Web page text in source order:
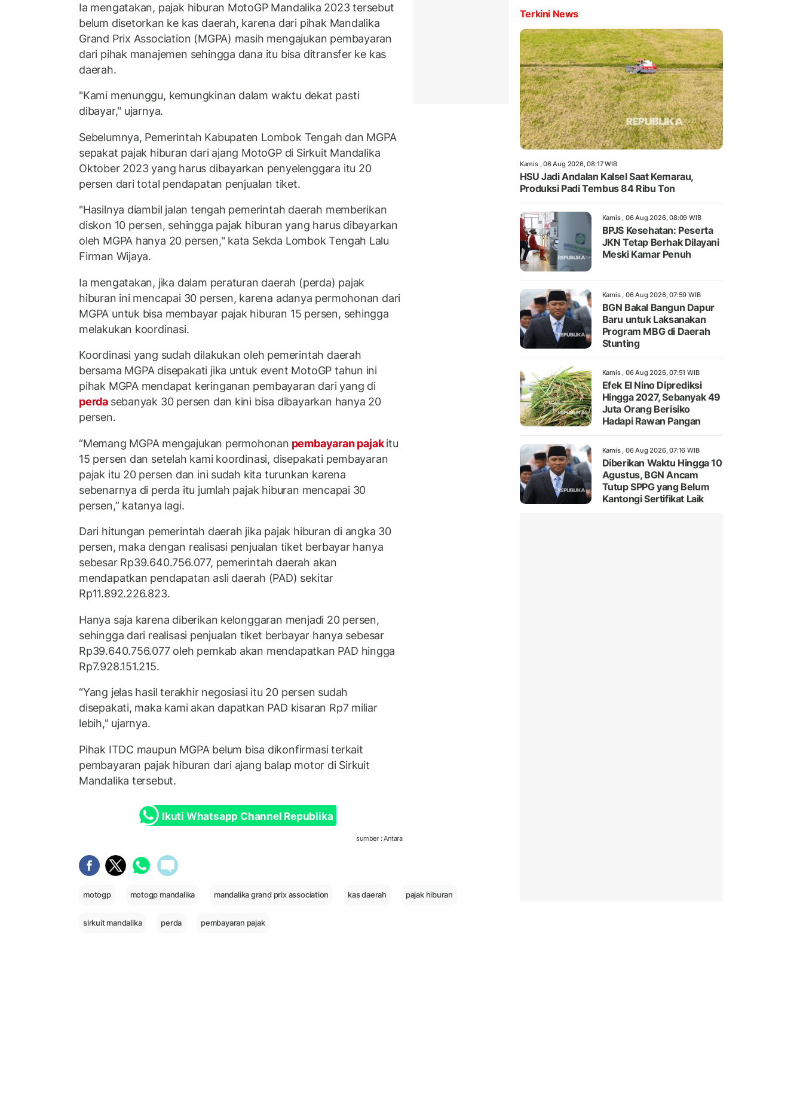
Ia mengatakan, pajak hiburan MotoGP Mandalika 2023 tersebut
belum disetorkan ke kas daerah, karena dari pihak Mandalika
Grand Prix Association (MGPA) masih mengajukan pembayaran
dari pihak manajemen sehingga dana itu bisa ditransfer ke kas
daerah.
"Kami menunggu, kemungkinan dalam waktu dekat pasti
dibayar," ujarnya.
Sebelumnya, Pemerintah Kabupaten Lombok Tengah dan MGPA
sepakat pajak hiburan dari ajang MotoGP di Sirkuit Mandalika
Oktober 2023 yang harus dibayarkan penyelenggara itu 20
persen dari total pendapatan penjualan tiket.
"Hasilnya diambil jalan tengah pemerintah daerah memberikan
diskon 10 persen, sehingga pajak hiburan yang harus dibayarkan
oleh MGPA hanya 20 persen," kata Sekda Lombok Tengah Lalu
Firman Wijaya.
Ia mengatakan, jika dalam peraturan daerah (perda) pajak
hiburan ini mencapai 30 persen, karena adanya permohonan dari
MGPA untuk bisa membayar pajak hiburan 15 persen, sehingga
melakukan koordinasi.
Koordinasi yang sudah dilakukan oleh pemerintah daerah
bersama MGPA disepakati jika untuk event MotoGP tahun ini
pihak MGPA mendapat keringanan pembayaran dari yang di
perda sebanyak 30 persen dan kini bisa dibayarkan hanya 20
persen.
“Memang MGPA mengajukan permohonan pembayaran pajakitu
15 persen dan setelah kami koordinasi, disepakati pembayaran
pajak itu 20 persen dan ini sudah kita turunkan karena
sebenarnya di perda itu jumlah pajak hiburan mencapai 30
persen,” katanya lagi.
Dari hitungan pemerintah daerah jika pajak hiburan di angka 30
persen, maka dengan realisasi penjualan tiket berbayar hanya
sebesar Rp39.640.756.077, pemerintah daerah akan
mendapatkan pendapatan asli daerah (PAD) sekitar
Rp11.892.226.823.
Hanya saja karena diberikan kelonggaran menjadi 20 persen,
sehingga dari realisasi penjualan tiket berbayar hanya sebesar
Rp39.640.756.077 oleh pemkab akan mendapatkan PAD hingga
Rp7.928.151.215.
“Yang jelas hasil terakhir negosiasi itu 20 persen sudah
disepakati, maka kami akan dapatkan PAD kisaran Rp7 miliar
lebih," ujarnya.
Pihak ITDC maupun MGPA belum bisa dikonfirmasi terkait
pembayaran pajak hiburan dari ajang balap motor di Sirkuit
Mandalika tersebut.
Ikuti Whatsapp Channel Republika
sumber : Antara
motogp motogp mandalika mandalika grand prix association kas daerah pajak hiburan
sirkuit mandalika perda pembayaran pajak
Terkini News
Kamis , 06 Aug 2026, 08:17 WIB
HSU Jadi Andalan Kalsel Saat Kemarau,
Produksi Padi Tembus 84 Ribu Ton
Kamis , 06 Aug 2026, 08:09 WIB
BPJS Kesehatan: Peserta
JKN Tetap Berhak Dilayani
Meski Kamar Penuh
Kamis , 06 Aug 2026, 07:59 WIB
BGN Bakal Bangun Dapur
Baru untuk Laksanakan
Program MBG di Daerah
Stunting
Kamis , 06 Aug 2026, 07:51 WIB
Efek El Nino Diprediksi
Hingga 2027, Sebanyak 49
Juta Orang Berisiko
Hadapi Rawan Pangan
Kamis , 06 Aug 2026, 07:16 WIB
Diberikan Waktu Hingga 10
Agustus, BGN Ancam
Tutup SPPG yang Belum
Kantongi Sertifikat Laik